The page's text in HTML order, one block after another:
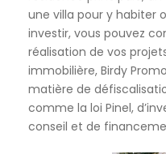
une villa pour y habiter
investir, vous pouvez
réalisation de vos
immobilière, Birdy
matière de
comme la loi Pinel,
conseil et de